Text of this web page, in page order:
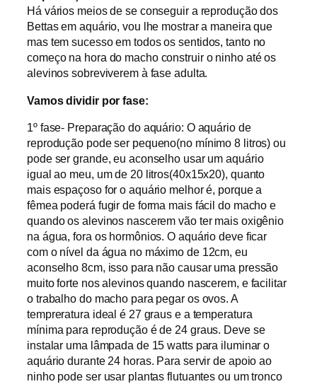
Há vários meios de se conseguir a reprodução dos
Bettas em aquário, vou lhe mostrar a maneira que
mas tem sucesso em todos os sentidos, tanto no
começo na hora do macho construir o ninho até os
alevinos sobreviverem à fase adulta.
Vamos dividir por fase:
1º fase- Preparação do aquário: O aquário de
reprodução pode ser pequeno(no mínimo 8 litros) ou
pode ser grande, eu aconselho usar um aquário
igual ao meu, um de 20 litros(40x15x20), quanto
mais espaçoso for o aquário melhor é, porque a
fêmea poderá fugir de forma mais fácil do macho e
quando os alevinos nascerem vão ter mais oxigênio
na água, fora os hormônios. O aquário deve ficar
com o nível da água no máximo de 12cm, eu
aconselho 8cm, isso para não causar uma pressão
muito forte nos alevinos quando nascerem, e facilitar
o trabalho do macho para pegar os ovos. A
tempreratura ideal é 27 graus e a temperatura
mínima para reprodução é de 24 graus. Deve se
instalar uma lâmpada de 15 watts para iluminar o
aquário durante 24 horas. Para servir de apoio ao
ninho pode ser usar plantas flutuantes ou um tronco